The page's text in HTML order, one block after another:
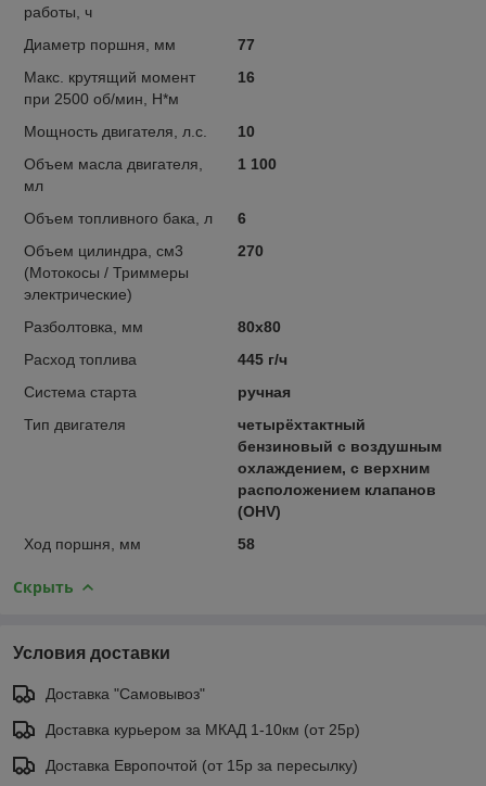
работы, ч
Диаметр поршня, мм
77
Макс. крутящий момент
при 2500 об/мин, Н*м
16
Мощность двигателя, л.с.
10
Объем масла двигателя,
мл
1 100
Объем топливного бака, л
6
Объем цилиндра, см3
(Мотокосы / Триммеры
электрические)
270
Разболтовка, мм
80х80
Расход топлива
445 г/ч
Система старта
ручная
Тип двигателя
четырёхтактный
бензиновый c воздушным
охлаждением, с верхним
расположением клапанов
(OHV)
Ход поршня, мм
58
Скрыть
Условия доставки
Доставка "Самовывоз"
Доставка курьером за МКАД 1-10км (от 25р)
Доставка Европочтой (от 15р за пересылку)